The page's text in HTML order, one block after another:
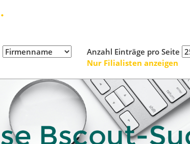
Anzahl Einträge pro Seite
Nur Filialisten anzeigen